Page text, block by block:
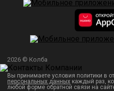
2026 © Колба
Вы принимаете условия политики в
персональных данных каждый раз,
любой форме обратной связи на